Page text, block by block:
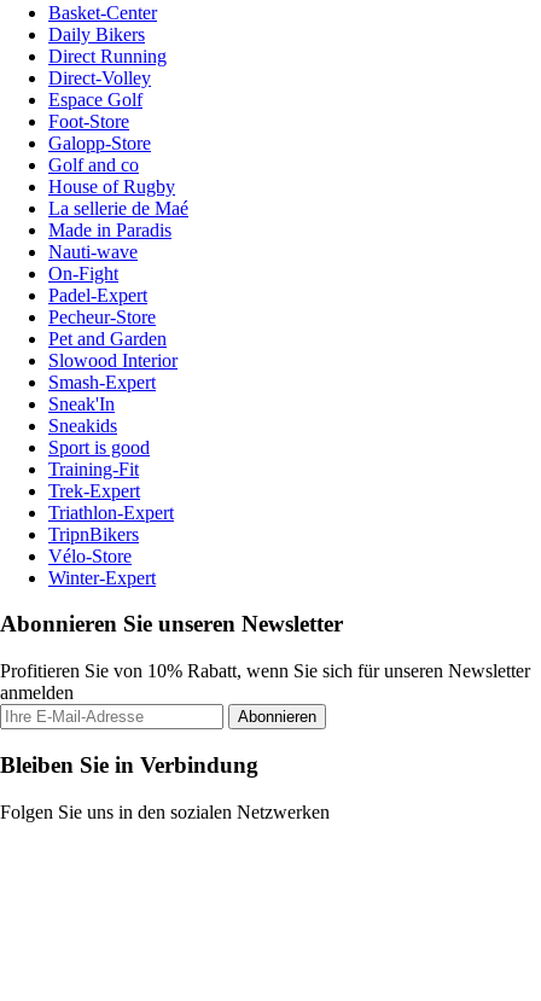
Basket-Center
Daily Bikers
Direct Running
Direct-Volley
Espace Golf
Foot-Store
Galopp-Store
Golf and co
House of Rugby
La sellerie de Maé
Made in Paradis
Nauti-wave
On-Fight
Padel-Expert
Pecheur-Store
Pet and Garden
Slowood Interior
Smash-Expert
Sneak'In
Sneakids
Sport is good
Training-Fit
Trek-Expert
Triathlon-Expert
TripnBikers
Vélo-Store
Winter-Expert
Abonnieren Sie unseren Newsletter
Profitieren Sie von 10% Rabatt, wenn Sie sich für unseren Newsletter
anmelden
Abonnieren
Bleiben Sie in Verbindung
Folgen Sie uns in den sozialen Netzwerken